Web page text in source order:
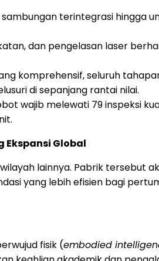
terintegrasi hingga
dan pengelasan laser
komprehensif, seluruh
di sepanjang rantai nilai.
wajib melewati 79 inspeksi
Global
lainnya. Pabrik tersebut
yang lebih efisien bagi
fisik (embodied